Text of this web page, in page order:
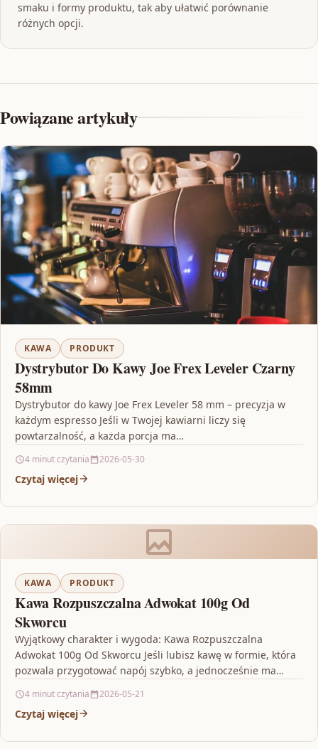
smaku i formy produktu, tak aby ułatwić porównanie
różnych opcji.
Powiązane artykuły
KAWA PRODUKT
Dystrybutor Do Kawy Joe Frex Leveler Czarny
58mm
Dystrybutor do kawy Joe Frex Leveler 58 mm – precyzja w
każdym espresso Jeśli w Twojej kawiarni liczy się
powtarzalność, a każda porcja ma…
4 minut czytania 2026-05-30
Czytaj więcej
KAWA PRODUKT
Kawa Rozpuszczalna Adwokat 100g Od
Skworcu
Wyjątkowy charakter i wygoda: Kawa Rozpuszczalna
Adwokat 100g Od Skworcu Jeśli lubisz kawę w formie, która
pozwala przygotować napój szybko, a jednocześnie ma
4 minut czytania 2026-05-21
Czytaj więcej